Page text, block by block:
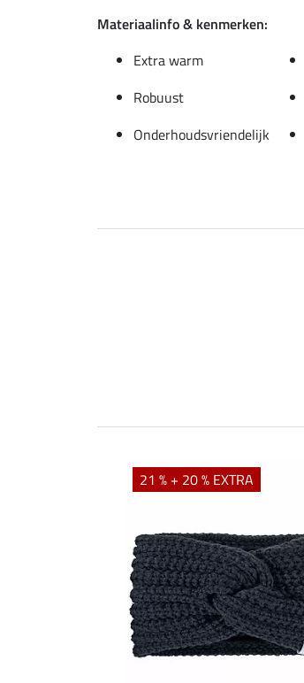
Materiaalinfo & kenmerken:
Extra warm
Robuust
Onderhoudsvriendelijk
21 % + 20 % EXTRA